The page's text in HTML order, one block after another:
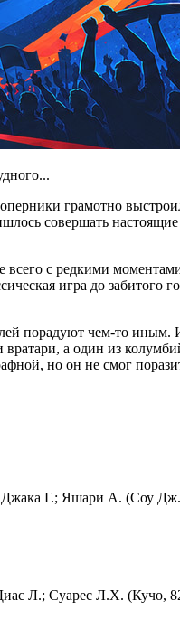
грамотно
совершать
всего с редкими
игра до забитого
порадуют чем-то иным.
а один из
но он не смог
Г.; Яшари А. (Соу
Л.; Суарес Л.Х. (Кучо,